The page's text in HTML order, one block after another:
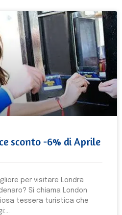
sconto -6% di Aprile
per visitare Londra
Si chiama London
tessera turistica che